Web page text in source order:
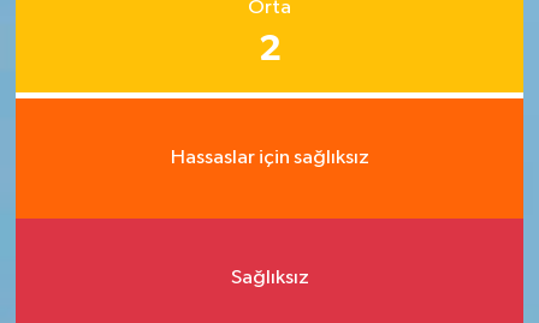
Orta
2
Hassaslar için sağlıksız
Sağlıksız